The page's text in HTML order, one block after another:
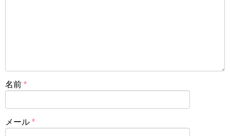
名前 *
メール *